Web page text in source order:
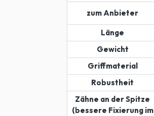
zum Anbieter
Länge
Gewicht
Griffmaterial
Robustheit
Zähne an der Spitze
(bessere Fixierung im